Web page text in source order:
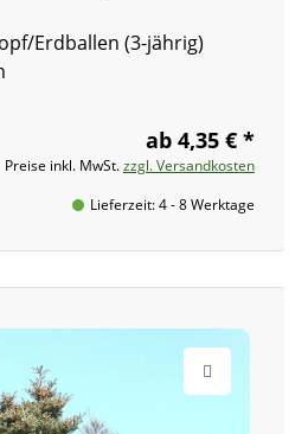
Erdballen (3-jährig)
ab 4,35 € *
Preise inkl. MwSt.zzgl. Versandkosten
Lieferzeit: 4 - 8 Werktage